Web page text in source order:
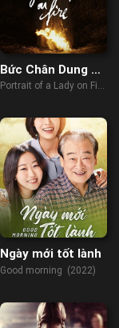
Bức Chân Dung Bị
Thiêu Cháy
Portrait of a Lady on Fire
Ngày mới tốt lành
Good morning (2022)